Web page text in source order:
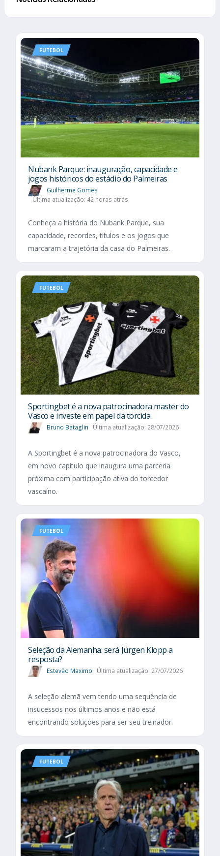
FUTEBOL
Nubank Parque: inauguração, capacidade e
jogos históricos do estádio do Palmeiras
Guilherme Gomes
Última atualização: 42 horas atrás
Conheça a história do Nubank Parque, sua
capacidade, recordes, títulos e os jogos que
marcaram a trajetória da casa do Palmeiras.
FUTEBOL
Sportingbet é a nova patrocinadora master do
Vasco e investe em papel da torcida
Bruno Bataglin Última atualização: 28/07/2026
A Sportingbet é a nova patrocinadora do Vasco,
em novo capítulo que inaugura uma parceria
próxima com participação ativa do torcedor
vascaíno.
FUTEBOL
Seleção da Alemanha: será Jürgen Klopp a
resposta?
Estevão Maximo Última atualização: 27/07/2026
A seleção alemã vem tendo uma sequência de
insucessos nos últimos anos e não está
encontrando soluções para ser seu treinador.
FUTEBOL